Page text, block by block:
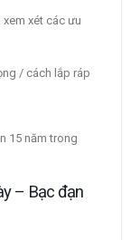
xét các ưu
/ cách lắp ráp
15 năm trong
– Bạc đạn